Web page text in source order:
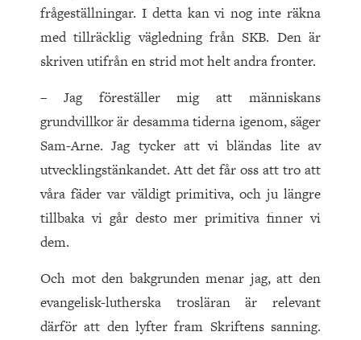
frågeställningar. I detta kan vi nog inte räkna
med tillräcklig vägledning från SKB. Den är
skriven utifrån en strid mot helt andra fronter.
– Jag föreställer mig att människans
grundvillkor är desamma tiderna igenom, säger
Sam-Arne. Jag tycker att vi bländas lite av
utvecklingstänkandet. Att det får oss att tro att
våra fäder var väldigt primitiva, och ju längre
tillbaka vi går desto mer primitiva finner vi
dem.
Och mot den bakgrunden menar jag, att den
evangelisk-lutherska trosläran är relevant
därför att den lyfter fram Skriftens sanning.